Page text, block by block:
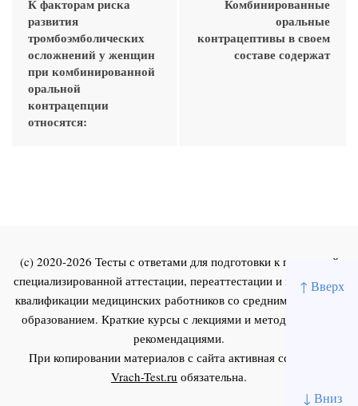
↑ Вверх
↓ Вниз
К факторам риска
развития
тромбоэмболических
осложнений у женщин
при комбинированной
оральной
контрацепции
относятся:
Комбинированные
оральные
контрацептивы в своем
составе содержат
(c) 2020-2026 Тесты с ответами для подготовки к первичной
специализированной аттестации, переаттестации и повышения
квалификации медицинских работников со средним и высшим
образованием. Краткие курсы с лекциями и методическими
рекомендациями.
При копировании материалов с сайта активная ссылка на
Vrach-Test.ru обязательна.